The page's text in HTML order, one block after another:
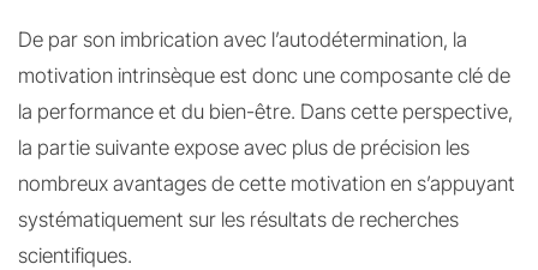
De par son imbrication avec l’autodétermination, la
motivation intrinsèque est donc une composante clé de
la performance et du bien-être. Dans cette perspective,
la partie suivante expose avec plus de précision les
nombreux avantages de cette motivation en s’appuyant
systématiquement sur les résultats de recherches
scientifiques.